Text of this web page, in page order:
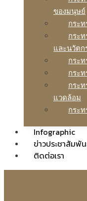
ของมนุษย์
กระ
กระ
และนวัตก
กระ
กระ
กระ
แวดล้อม
กระ
Infographic
ข่าวประชาสัมพั
ติดต่อเรา